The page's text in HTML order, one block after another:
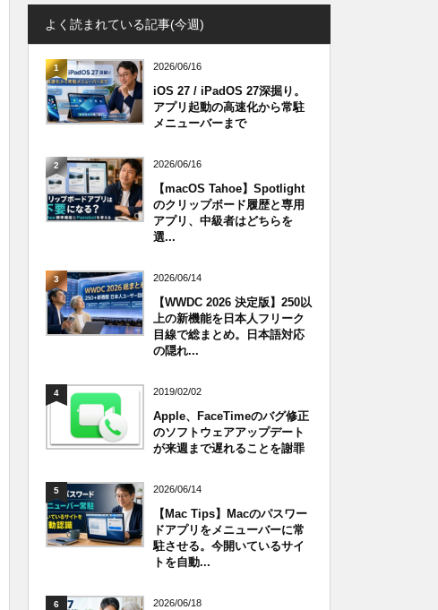
よく読まれている記事(今週)
1 2026/06/16
iOS 27 / iPadOS 27深掘り。
アプリ起動の高速化から常駐
メニューバーまで
2 2026/06/16
【macOS Tahoe】Spotlight
のクリップボード履歴と専用
アプリ、中級者はどちらを
選...
3 2026/06/14
【WWDC 2026 決定版】250以
上の新機能を日本人フリーク
目線で総まとめ。日本語対応
の隠れ...
4 2019/02/02
Apple、FaceTimeのバグ修正
のソフトウェアアップデート
が来週まで遅れることを謝罪
5 2026/06/14
【Mac Tips】Macのパスワー
ドアプリをメニューバーに常
駐させる。今開いているサイ
トを自動...
6 2026/06/18